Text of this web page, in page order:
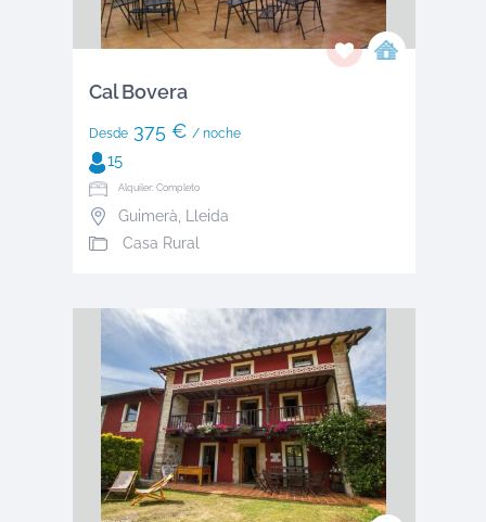
Cal Bovera
Desde375 € / noche
15
Alquiler: Completo
Guimerà
Lleida
Casa Rural